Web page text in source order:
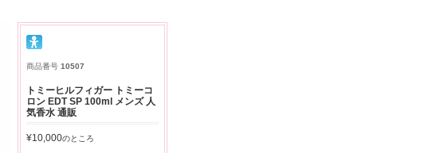
商品番号 10507
トミーヒルフィガー トミーコ
ロン EDT SP 100ml メンズ 人
気香水 通販
¥10,000のところ